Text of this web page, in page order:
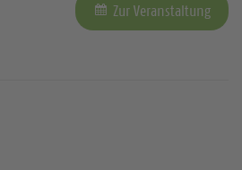
Zur Veranstaltung